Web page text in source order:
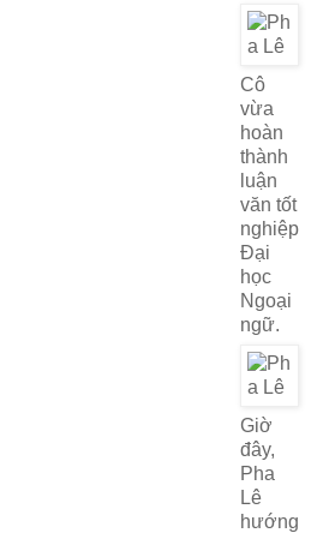
Cô
vừa
hoàn
thành
luận
văn tốt
nghiệp
Đại
học
Ngoại
ngữ.
Giờ
đây,
Pha
Lê
hướng